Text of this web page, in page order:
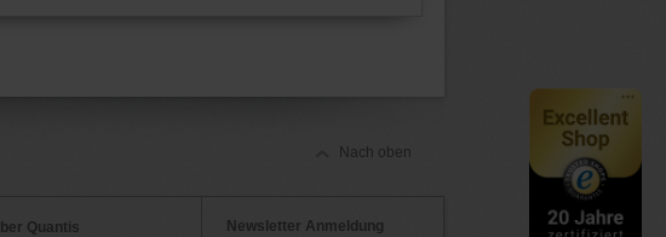
Nach oben
Quantis
Newsletter Anmeldung